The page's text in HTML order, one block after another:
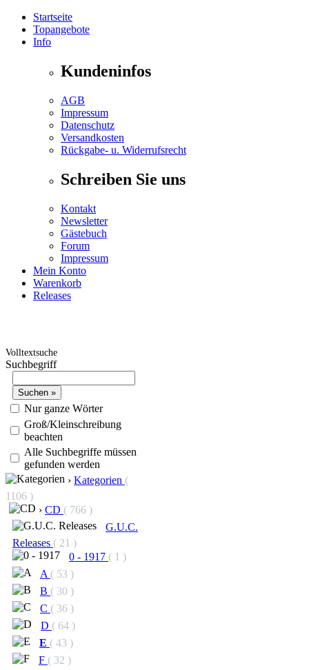
Startseite
Topangebote
Info
Kundeninfos
AGB
Impressum
Datenschutz
Versandkosten
Rückgabe- u. Widerrufsrecht
Schreiben Sie uns
Kontakt
Newsletter
Gästebuch
Forum
Impressum
Mein Konto
Warenkorb
Releases
Volltextsuche
Suchbegriff
Nur ganze Wörter
Groß/Kleinschreibung
beachten
Alle Suchbegriffe müssen
gefunden werden
› Kategorien (
1106 )
› CD ( 766 )
G.U.C.
Releases ( 21 )
0 - 1917 ( 1 )
A ( 53 )
B ( 30 )
C ( 36 )
D ( 64 )
E ( 43 )
F ( 32 )